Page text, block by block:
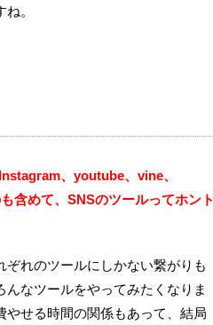
。
、youtube、vine、
含めて、SNSのツールってホント
れのツールにしかない繋がりも
なツールをやってみたくなりま
せる時間の関係もあって、結局